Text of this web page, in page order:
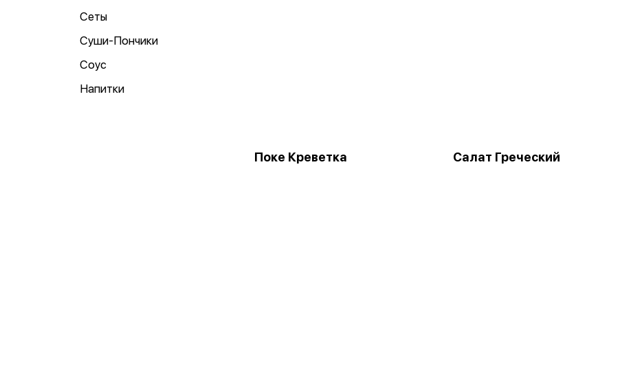
Сеты
Суши-Пончики
Соус
Напитки
Поке Креветка Салат Греческий